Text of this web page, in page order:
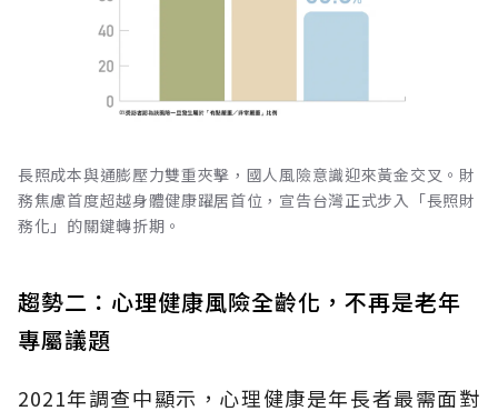
長照成本與通膨壓力雙重夾擊，國人風險意識迎來黃金交叉。財
務焦慮首度超越身體健康躍居首位，宣告台灣正式步入「長照財
務化」的關鍵轉折期。
趨勢二：心理健康風險全齡化，不再是老年
專屬議題
2021年調查中顯示，心理健康是年長者最需面對